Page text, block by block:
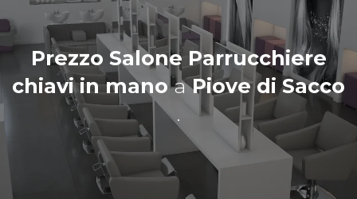
Prezzo Salone Parrucchiere
chiavi in manoaPiove di Sacco
.